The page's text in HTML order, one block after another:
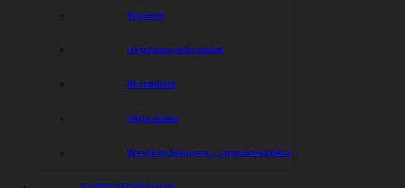
Styrelse
Ungdomsverksamhet
Bli medlem
Hejla Arena
Westbay Skippers – supporterklubb